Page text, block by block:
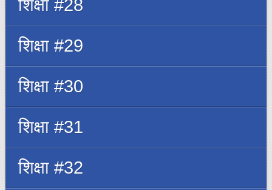
शिक्षा #28
शिक्षा #29
शिक्षा #30
शिक्षा #31
शिक्षा #32